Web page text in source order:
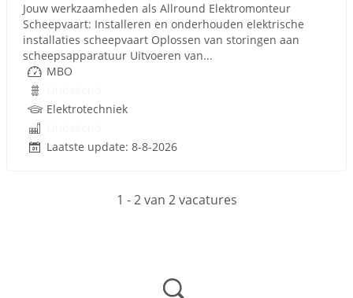
Jouw werkzaamheden als Allround Elektromonteur
Scheepvaart: Installeren en onderhouden elektrische
installaties scheepvaart Oplossen van storingen aan
scheepsapparatuur Uitvoeren van...
MBO
Elektrotechniek
Laatste update: 8-8-2026
1 - 2 van 2 vacatures